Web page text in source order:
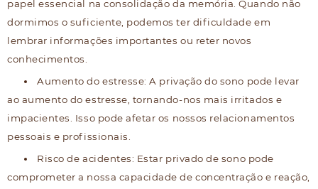
papel essencial na consolidação da memória. Quando não
dormimos o suficiente, podemos ter dificuldade em
lembrar informações importantes ou reter novos
conhecimentos.
Aumento do estresse: A privação do sono pode levar
ao aumento do estresse, tornando-nos mais irritados e
impacientes. Isso pode afetar os nossos relacionamentos
pessoais e profissionais.
Risco de acidentes: Estar privado de sono pode
comprometer a nossa capacidade de concentração e reação,